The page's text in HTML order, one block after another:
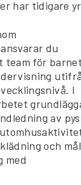
har tidigare
du
team för
I
av
och
med